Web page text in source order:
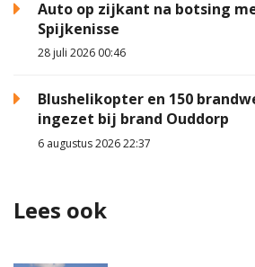
Auto op zijkant na botsing
Spijkenisse
28 juli 2026 00:46
Blushelikopter en 150
ingezet bij brand Ouddorp
6 augustus 2026 22:37
Lees ook